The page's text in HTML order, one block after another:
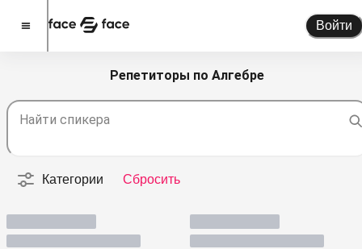
Войти
Стать спикером
Новости
Спикеры
Партнерство
Репетиторы по Алгебре
Найти спикера
Категории Сбросить